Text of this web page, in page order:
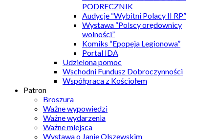
PODRECZNIK
Audycje “Wybitni Polacy II RP”
Wystawa “Polscy orędownicy
wolności”
Komiks “Epopeja Legionowa”
Portal IDA
Udzielona pomoc
Wschodni Fundusz Dobroczynności
Współpraca z Kościołem
Patron
Broszura
Ważne wypowiedzi
Ważne wydarzenia
Ważne miejsca
Wystawa o Janie Olszewskim